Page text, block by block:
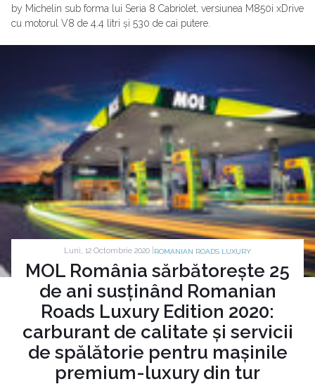
by Michelin sub forma lui Seria 8 Cabriolet, versiunea M850i xDrive
cu motorul V8 de 4.4 litri și 530 de cai putere.
Luni, 12 Octombrie 2020 | ROMANIAN ROADS LUXURY
MOL România sărbătorește 25
de ani susținând Romanian
Roads Luxury Edition 2020:
carburant de calitate și servicii
de spălătorie pentru mașinile
premium-luxury din tur